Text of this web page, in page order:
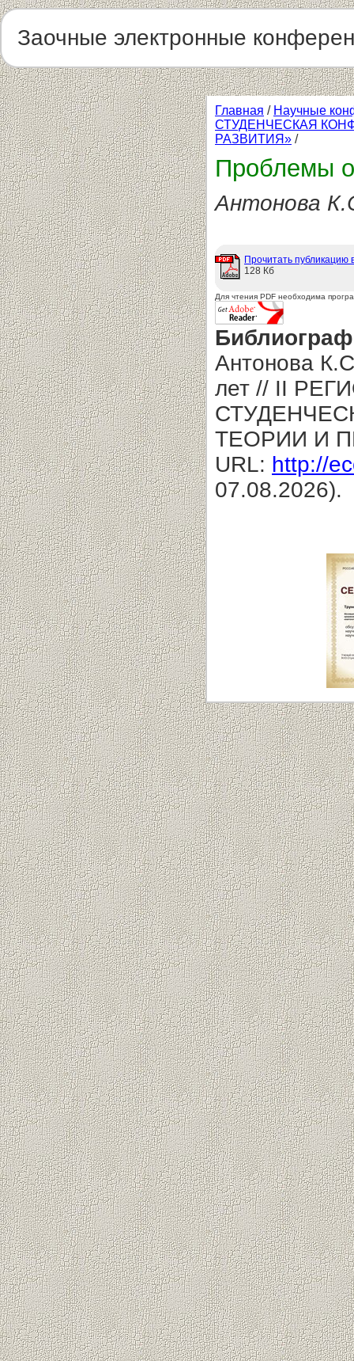
Заочные электронные
Главная / Научные
СТУДЕНЧЕСКАЯ
РАЗВИТИЯ» /
Проблемы
Антонова
Прочитать публикацию
128 Кб
Для чтения PDF необходима
Антонова
лет // II
ТЕОРИИ И
URL: http://
07.08.2026).